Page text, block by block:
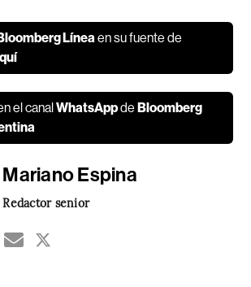
Líneaen su fuente de
el canalWhatsAppde Bloomberg
Mariano Espina
Redactor senior